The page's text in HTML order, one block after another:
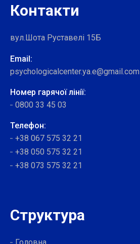
Контакти
вул.Шота Руставелі 15Б
Email:
psychologicalcenter.ya.e@gmail.com
Номер гарячої лінії:
0800 33 45 03
Телефон:
+38 067 575 32 21
+38 050 575 32 21
+38 073 575 32 21
Структура